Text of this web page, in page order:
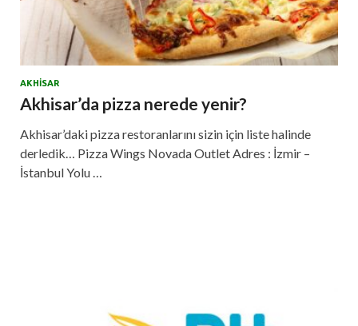
AKHISAR
Akhisar’da pizza nerede yenir?
Akhisar’daki pizza restoranlarını sizin için liste halinde
derledik… Pizza Wings Novada Outlet Adres : İzmir –
İstanbul Yolu …